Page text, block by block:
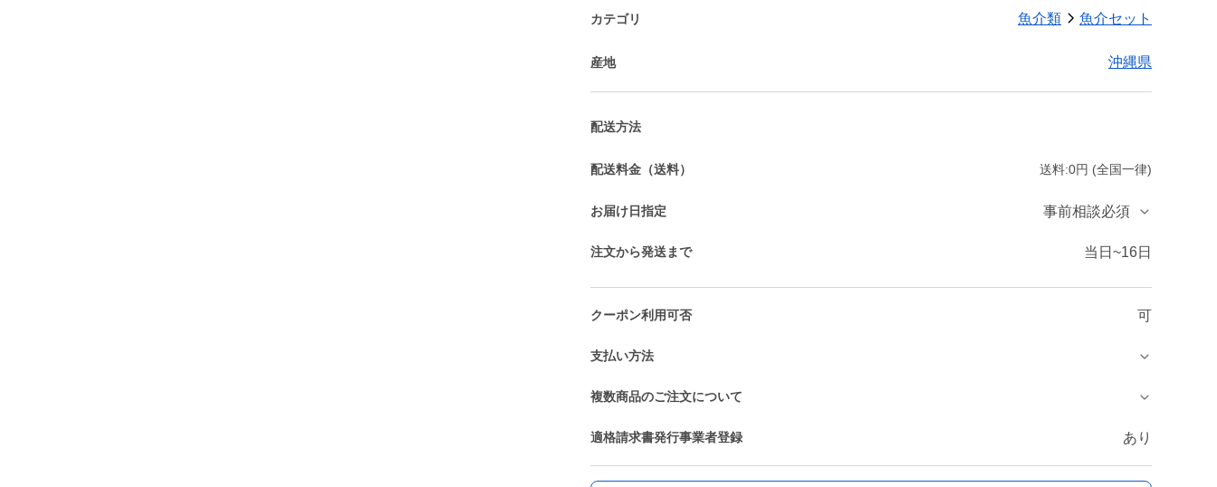
カテゴリ 魚介類 魚介セット
産地 沖縄県
配送方法
配送料金（送料） 送料:0円 (全国一律)
お届け日指定 事前相談必須
注文から発送まで 当日~16日
クーポン利用可否 可
支払い方法
複数商品のご注文について
適格請求書発行事業者登録 あり